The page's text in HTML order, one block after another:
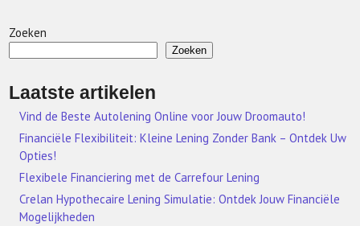
Zoeken
Zoeken
Laatste artikelen
Vind de Beste Autolening Online voor Jouw Droomauto!
Financiële Flexibiliteit: Kleine Lening Zonder Bank – Ontdek Uw
Opties!
Flexibele Financiering met de Carrefour Lening
Crelan Hypothecaire Lening Simulatie: Ontdek Jouw Financiële
Mogelijkheden